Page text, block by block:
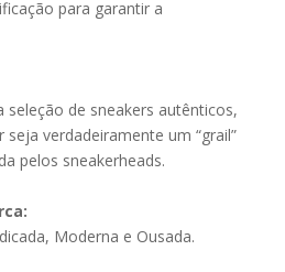
para garantir a
de sneakers autênticos,
seja verdadeiramente um “grail”
pelos sneakerheads.
Moderna e Ousada.